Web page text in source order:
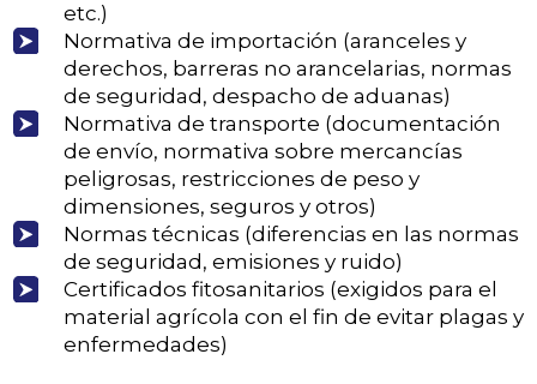
etc.)
Normativa de importación (aranceles y
derechos, barreras no arancelarias, normas
de seguridad, despacho de aduanas)
Normativa de transporte (documentación
de envío, normativa sobre mercancías
peligrosas, restricciones de peso y
dimensiones, seguros y otros)
Normas técnicas (diferencias en las normas
de seguridad, emisiones y ruido)
Certificados fitosanitarios (exigidos para el
material agrícola con el fin de evitar plagas y
enfermedades)